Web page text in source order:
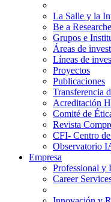
La Salle y la
Be a
Grupos e
Áreas de
Líneas de
Proyectos
Publicaciones
Transferencia
Acreditación
Comité de
Revista
CFI- Centro
Observatorio
Empresa
Professional y
Career